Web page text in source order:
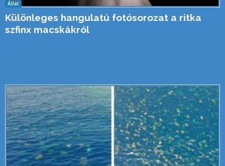
Állat
Különleges hangulatú fotósorozat a ritka
szfinx macskákról